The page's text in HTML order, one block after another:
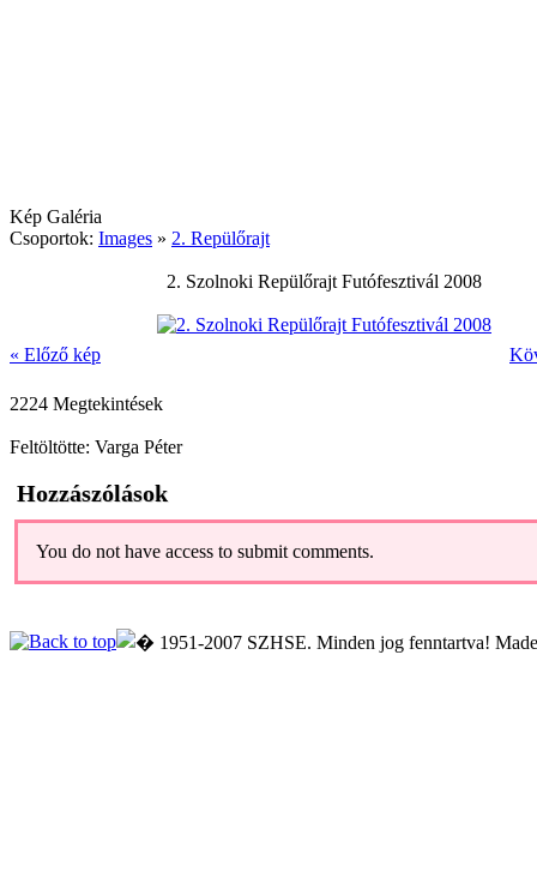
Kép Galéria
Csoportok: Images » 2. Repülőrajt
2. Szolnoki Repülőrajt Futófesztivál 2008
« Előző kép
2224 Megtekintések
Feltöltötte: Varga Péter
Hozzászólások
You do not have access to submit comments.